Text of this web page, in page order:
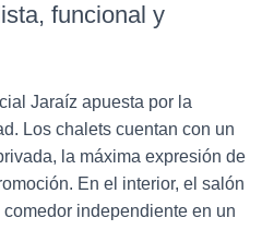
funcional y
Jaraíz apuesta por la
Los chalets cuentan con un
la máxima expresión de
En el interior, el salón
independiente en un